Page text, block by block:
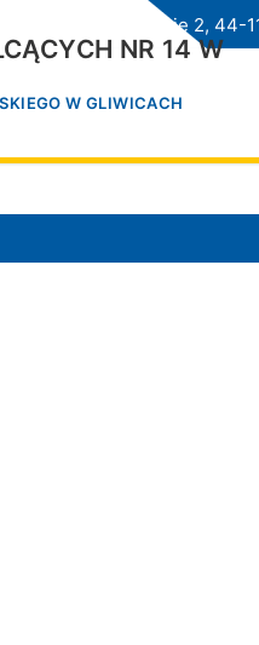
ul. Przedwiośnie 2, 44-
NR 14 W
W GLIWICACH